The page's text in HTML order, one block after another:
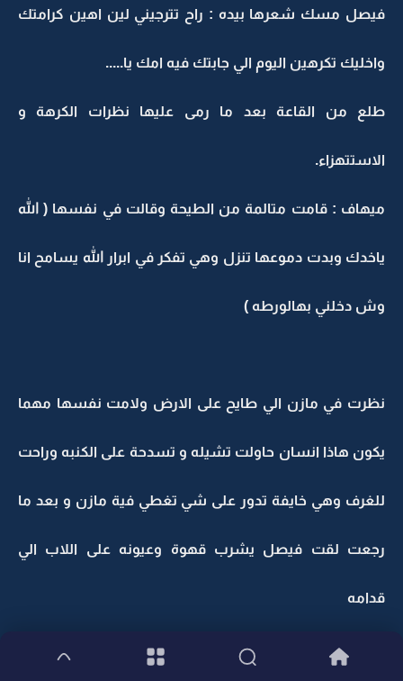
فيصل مسك شعرها بيده : راح تترجيني لين اهين كرامتك
واخليك تكرهين اليوم الي جابتك فيه امك يا.....
طلع من القاعة بعد ما رمى عليها نظرات الكرهة و
الاستتهزاء.
ميهاف : قامت متالمة من الطيحة وقالت في نفسها ( الله
ياخدك وبدت دموعها تنزل وهي تفكر في ابرار الله يسامح انا
وش دخلني بهالورطه )
نظرت في مازن الي طايح على الارض ولامت نفسها مهما
يكون هاذا انسان حاولت تشيله و تسدحة على الكنبه وراحت
للغرف وهي خايفة تدور على شي تغطي فية مازن و بعد ما
رجعت لقت فيصل يشرب قهوة وعيونه على اللاب الي
قدامه
فيصل: الله ايش الحنية اللي نزلت عليك فجأه ..